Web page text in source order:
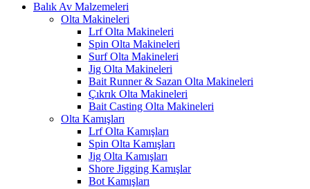
Balık Av Malzemeleri
Olta Makineleri
Lrf Olta Makineleri
Spin Olta Makineleri
Surf Olta Makineleri
Jig Olta Makineleri
Bait Runner & Sazan Olta Makineleri
Çıkrık Olta Makineleri
Bait Casting Olta Makineleri
Olta Kamışları
Lrf Olta Kamışları
Spin Olta Kamışları
Jig Olta Kamışları
Shore Jigging Kamışlar
Bot Kamışları